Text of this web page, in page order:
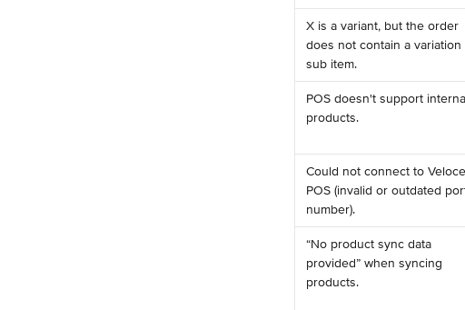
X is a variant, but the order
does not contain a variation
sub item.
POS doesn't support
products.
Could not connect to Veloce
POS (invalid or outdated
number).
“No product sync data
provided” when syncing
products.